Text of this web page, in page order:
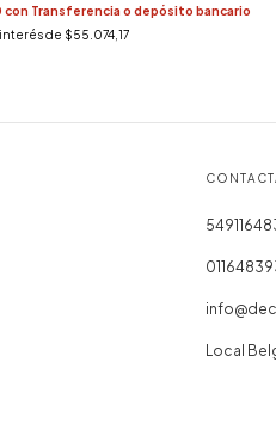
con Transferencia o depósito bancario
de $55.074,17
Local